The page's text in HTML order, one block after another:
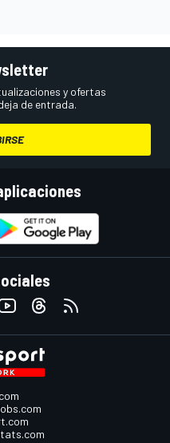
y ofertas
de entrada.